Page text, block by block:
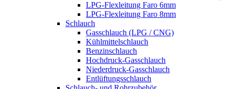
LPG-Flexleitung Faro 6mm
LPG-Flexleitung Faro 8mm
Schlauch
Gasschlauch (LPG / CNG)
Kühlmittelschlauch
Benzinschlauch
Hochdruck-Gasschlauch
Niederdruck-Gasschlauch
Entlüftungsschlauch